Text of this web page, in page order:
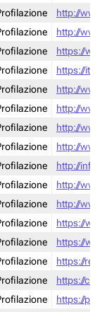
http://
http://
https://
https://it-
http://
http://
http://
http://
http://
http://
http://
https://
https://
https://
https://
https://